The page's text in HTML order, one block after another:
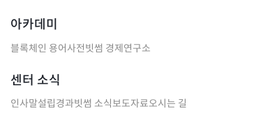
아카데미
블록체인 용어사전빗썸 경제연구소
센터 소식
인사말설립경과빗썸 소식보도자료오시는 길